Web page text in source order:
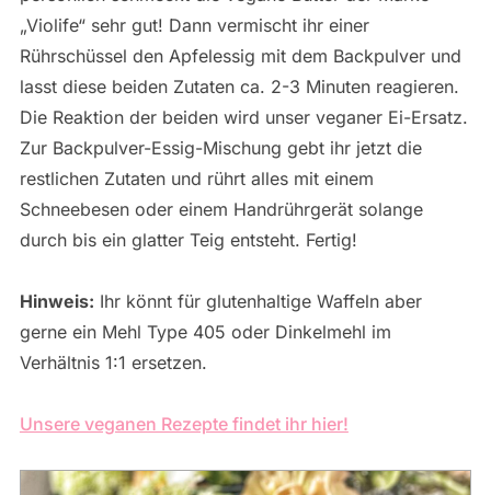
„Violife“ sehr gut! Dann vermischt ihr einer
Rührschüssel den Apfelessig mit dem Backpulver und
lasst diese beiden Zutaten ca. 2-3 Minuten reagieren.
Die Reaktion der beiden wird unser veganer Ei-Ersatz.
Zur Backpulver-Essig-Mischung gebt ihr jetzt die
restlichen Zutaten und rührt alles mit einem
Schneebesen oder einem Handrührgerät solange
durch bis ein glatter Teig entsteht. Fertig!
Hinweis: Ihr könnt für glutenhaltige Waffeln aber
gerne ein Mehl Type 405 oder Dinkelmehl im
Verhältnis 1:1 ersetzen.
Unsere veganen Rezepte findet ihr hier!